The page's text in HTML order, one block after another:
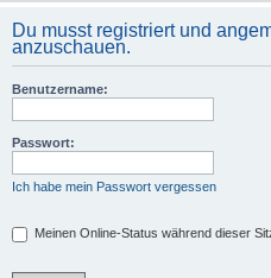
Du musst registriert und
anzuschauen.
Benutzername:
Passwort:
Ich habe mein Passwort vergessen
Meinen Online-Status während dieser